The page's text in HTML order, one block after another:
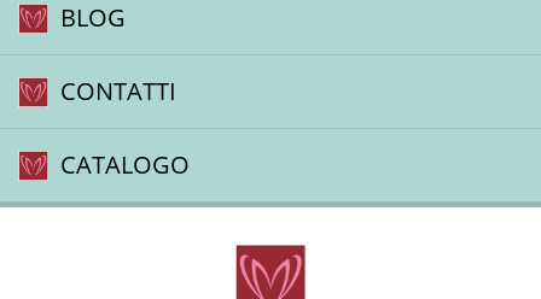
BLOG
CONTATTI
CATALOGO